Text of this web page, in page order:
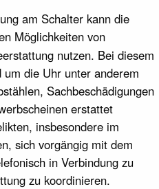
am Schalter kann die
Möglichkeiten von
nutzen. Bei diesem
die Uhr unter anderem
Sachbeschädigungen
erstattet
insbesondere im
sich vorgängig mit dem
in Verbindung zu
zu koordinieren.